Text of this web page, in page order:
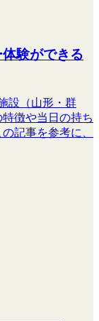
体験ができる
設（山形・群
徴や当日の持ち
記事を参考に、